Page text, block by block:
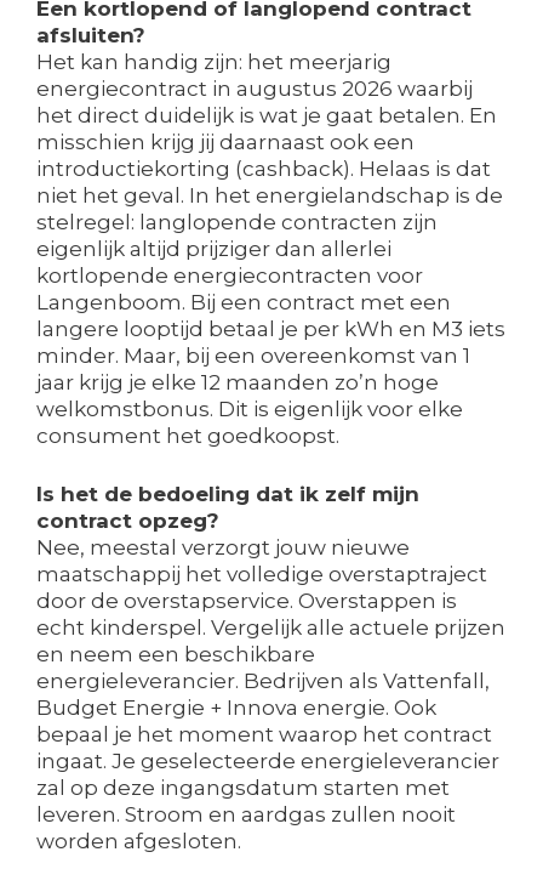
Een kortlopend of langlopend contract
afsluiten?
Het kan handig zijn: het meerjarig
energiecontract in augustus 2026 waarbij
het direct duidelijk is wat je gaat betalen. En
misschien krijg jij daarnaast ook een
introductiekorting (cashback). Helaas is dat
niet het geval. In het energielandschap is de
stelregel: langlopende contracten zijn
eigenlijk altijd prijziger dan allerlei
kortlopende energiecontracten voor
Langenboom. Bij een contract met een
langere looptijd betaal je per kWh en M3 iets
minder. Maar, bij een overeenkomst van 1
jaar krijg je elke 12 maanden zo’n hoge
welkomstbonus. Dit is eigenlijk voor elke
consument het goedkoopst.
Is het de bedoeling dat ik zelf mijn
contract opzeg?
Nee, meestal verzorgt jouw nieuwe
maatschappij het volledige overstaptraject
door de overstapservice. Overstappen is
echt kinderspel. Vergelijk alle actuele prijzen
en neem een beschikbare
energieleverancier. Bedrijven als Vattenfall,
Budget Energie + Innova energie. Ook
bepaal je het moment waarop het contract
ingaat. Je geselecteerde energieleverancier
zal op deze ingangsdatum starten met
leveren. Stroom en aardgas zullen nooit
worden afgesloten.